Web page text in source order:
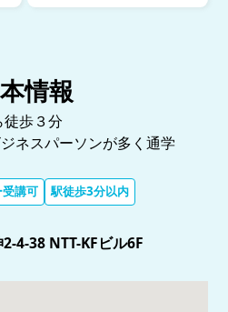
情報
歩３分
ネスパーソンが多く通学
講可 駅徒歩3分以内
4-38 NTT-KFビル6F